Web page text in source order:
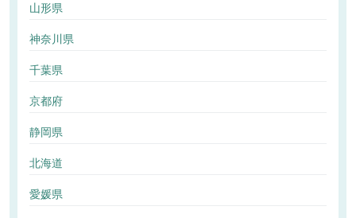
山形県
神奈川県
千葉県
京都府
静岡県
北海道
愛媛県